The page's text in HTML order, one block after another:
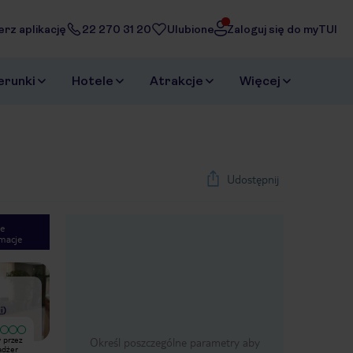
aplikację 22 270 31 20 Ulubione Zaloguj się do myTUI
Hotele Atrakcje Więcej
Udostępnij
Określ poszczególne parametry aby
Next slide
1/32
)
przez
Hotel miejski, basen na dachu, woda
Hotel miejski a więc spektakularnych
widoków nie należy się spodziewać.